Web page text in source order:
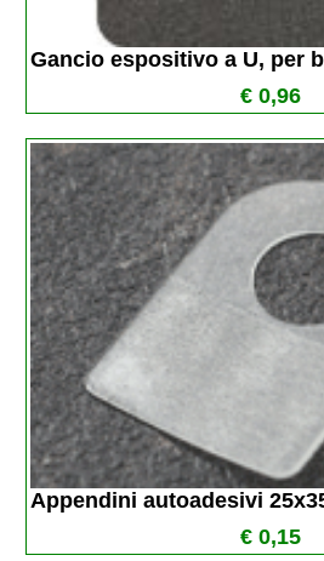
Gancio espositivo a U, per
€ 0,96
Appendini autoadesivi
€ 0,15